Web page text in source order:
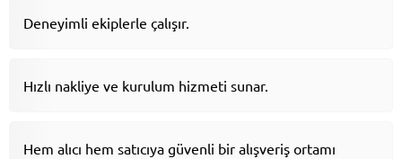
Deneyimli ekiplerle çalışır.
Hızlı nakliye ve kurulum hizmeti sunar.
Hem alıcı hem satıcıya güvenli bir alışveriş ortamı